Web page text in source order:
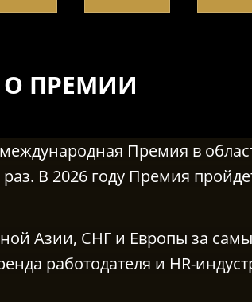
О ПРЕМИИ
Премия в
В 2026 году Премия
Азии, СНГ и Европы за
работодателя и HR-